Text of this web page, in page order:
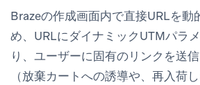
Brazeの作成画面内で直接URLを動
め、URLにダイナミックUTMパラ
り、ユーザーに固有のリンクを送
（放棄カートへの誘導や、再入荷